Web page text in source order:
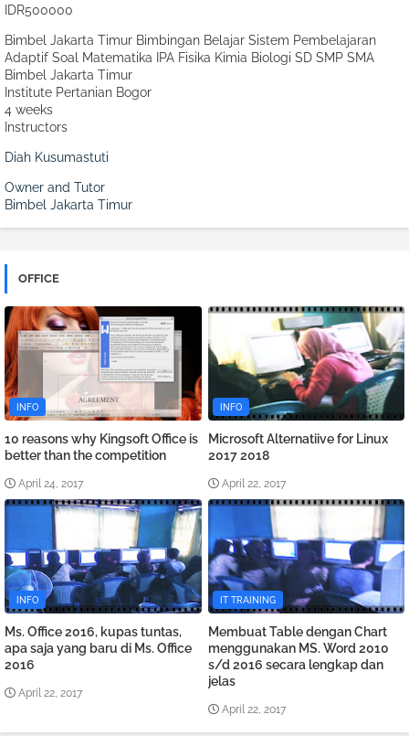
IDR500000
Bimbel Jakarta Timur Bimbingan Belajar Sistem Pembelajaran
Adaptif Soal Matematika IPA Fisika Kimia Biologi SD SMP SMA
Bimbel Jakarta Timur
Institute Pertanian Bogor
4 weeks
Instructors
Diah Kusumastuti
Owner and Tutor
Bimbel Jakarta Timur
OFFICE
INFO
10 reasons why Kingsoft Office is
better than the competition
April 24, 2017
INFO
Microsoft Alternatiive for Linux
2017 2018
April 22, 2017
INFO
Ms. Office 2016, kupas tuntas,
apa saja yang baru di Ms. Office
2016
April 22, 2017
IT TRAINING
Membuat Table dengan Chart
menggunakan MS. Word 2010
s/d 2016 secara lengkap dan
jelas
April 22, 2017